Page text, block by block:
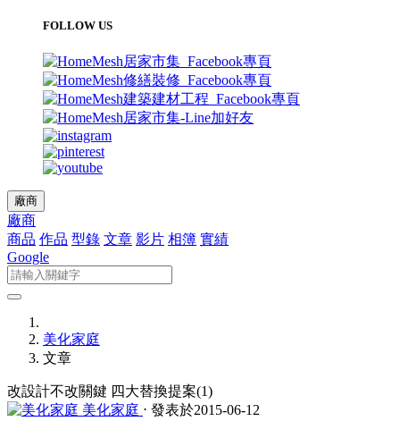
FOLLOW US
廠商
廠商
商品 作品 型錄 文章 影片 相簿 實績
Google
美化家庭
文章
改設計不改關鍵 四大替換提案(1)
美化家庭 ⋅ 發表於2015-06-12